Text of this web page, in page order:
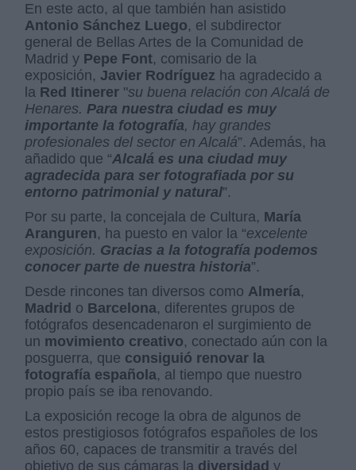
En este acto, al que también han asistido
Antonio Sánchez Luego, el subdirector
general de Bellas Artes de la Comunidad de
Madrid y Pepe Font, comisario de la
exposición, Javier Rodríguez ha agradecido a
la Red Itinerer "su buena relación con Alcalá de
Henares.Para nuestra ciudad es muy
importante la fotografía, hay grandes
profesionales del sector en Alcalá”. Además, ha
añadido que “Alcalá es una ciudad muy
agradecida para ser fotografiada por su
entorno patrimonial y natural”.
Por su parte, la concejala de Cultura, María
Aranguren, ha puesto en valor la “excelente
exposición. Gracias a la fotografía podemos
conocer parte de nuestra historia”.
Desde rincones tan diversos como Almería,
Madrid o Barcelona, diferentes grupos de
fotógrafos desencadenaron el surgimiento de
un movimiento creativo, conectado aún con la
posguerra, que consiguió renovar la
fotografía española, al tiempo que nuestro
propio país se iba renovando.
La exposición recoge la obra de algunos de
estos prestigiosos fotógrafos españoles de los
años 60, capaces de transmitir a través del
objetivo de sus cámaras la diversidady